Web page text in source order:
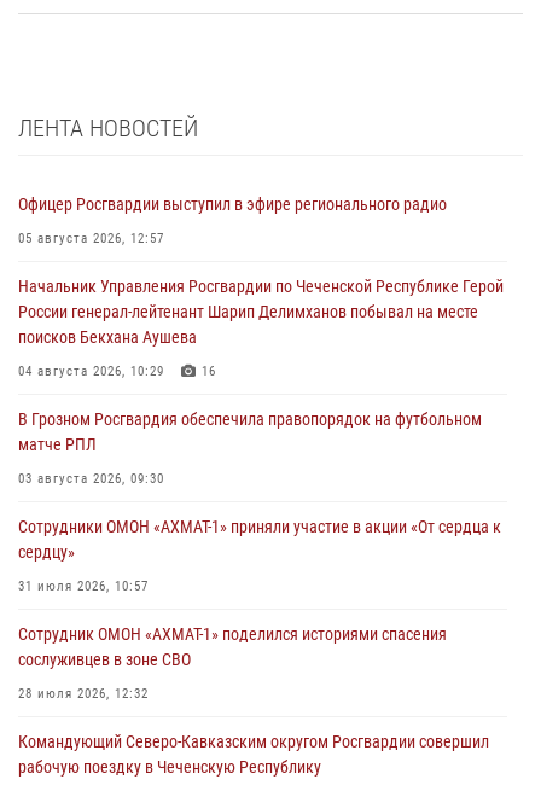
ЛЕНТА НОВОСТЕЙ
Офицер Росгвардии выступил в эфире регионального радио
05 августа 2026, 12:57
Начальник Управления Росгвардии по Чеченской Республике Герой
России генерал-лейтенант Шарип Делимханов побывал на месте
поисков Бекхана Аушева
04 августа 2026, 10:29 16
В Грозном Росгвардия обеспечила правопорядок на футбольном
матче РПЛ
03 августа 2026, 09:30
Сотрудники ОМОН «АХМАТ-1» приняли участие в акции «От сердца к
сердцу»
31 июля 2026, 10:57
Сотрудник ОМОН «АХМАТ-1» поделился историями спасения
сослуживцев в зоне СВО
28 июля 2026, 12:32
Командующий Северо-Кавказским округом Росгвардии совершил
рабочую поездку в Чеченскую Республику